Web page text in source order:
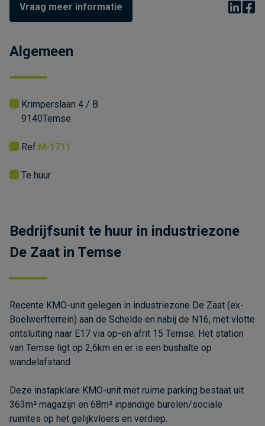
Vraag meer informatie
Algemeen
Temse
9140
Krimperslaan 4 / B
Ref. M-1711
Te huur
Bedrijfsunit te huur in industriezone
De Zaat in Temse
Recente KMO-unit gelegen in industriezone De Zaat (ex-
Boelwerfterrein) aan de Schelde en nabij de N16, met vlotte
ontsluiting naar E17 via op-en afrit 15 Temse. Het station
van Temse ligt op 2,6km en er is een bushalte op
wandelafstand
Deze instapklare KMO-unit met ruime parking bestaat uit
363m² magazijn en 68m² inpandige burelen/sociale
ruimtes op het gelijkvloers en verdiep.